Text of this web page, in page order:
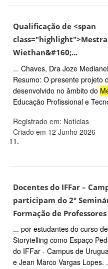
Qualificação de <span
Wiethan&#160;...
... Chaves, Dra Joze
Resumo: O presente projeto
desenvolvido no âmbito do
Educação Profissional e
Registrado em: Notícias
Criado em 12 Junho 2026
11.
Docentes do IFFar –
participam do 2º
Formação de Professores
... por estudantes do curso de
Storytelling como Espaço
do IFFar - Campus de
e Jean Marco Vargas Lopes.